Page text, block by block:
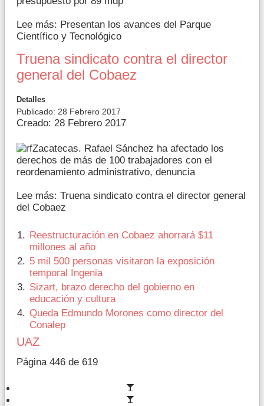
Lee más: Presentan los avances del Parque
Científico y Tecnológico
Truena sindicato contra el director
general del Cobaez
Detalles
Publicado: 28 Febrero 2017
Creado: 28 Febrero 2017
Zacatecas. Rafael Sánchez ha afectado los
derechos de más de 100 trabajadores con el
reordenamiento administrativo, denuncia
Lee más: Truena sindicato contra el director general
del Cobaez
Reestructuración en Cobaez ahorrará $11
millones al año
5 mil 500 personas visitaron la exposición
temporal Ingenia
Sizart, brazo derecho del gobierno en
educación y cultura
Queda Edmundo Morones como director del
Conalep
UAZ
Página 446 de 619